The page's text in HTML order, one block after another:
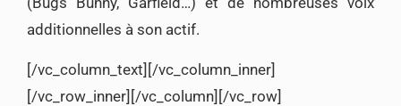
additionnelles à son actif.
[/vc_column_text][/vc_column_inner]
[/vc_row_inner][/vc_column][/vc_row]